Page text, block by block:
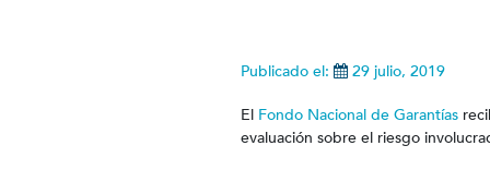
Publicado el: 29 julio, 2019
El Fondo Nacional de Garantías
evaluación sobre el riesgo